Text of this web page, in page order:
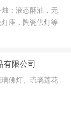
；液态酥油，无
座，陶瓷供灯等
有限公司
佛灯、琉璃莲花